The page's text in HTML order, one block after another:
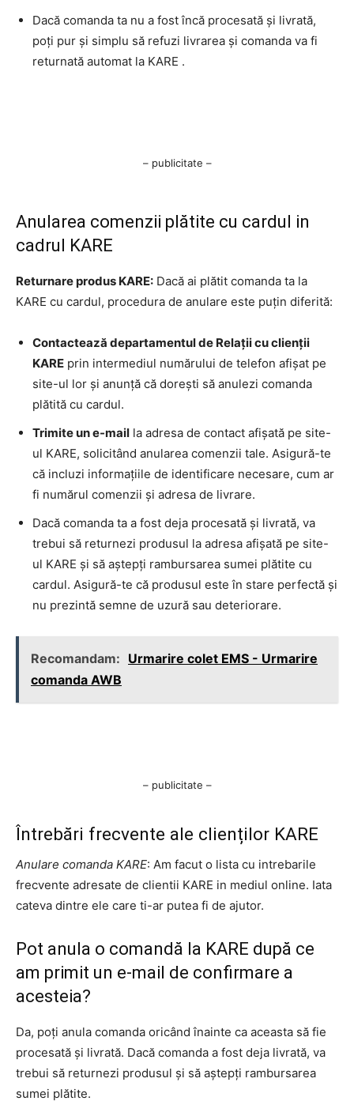
Dacă comanda ta nu a fost încă procesată și livrată,
poți pur și simplu să refuzi livrarea și comanda va fi
returnată automat la KARE .
– publicitate –
Anularea comenzii plătite cu cardul in
cadrul KARE
Returnare produs KARE: Dacă ai plătit comanda ta la
KARE cu cardul, procedura de anulare este puțin diferită:
Contactează departamentul de Relații cu clienții
KARE prin intermediul numărului de telefon afișat pe
site-ul lor și anunță că dorești să anulezi comanda
plătită cu cardul.
Trimite un e-mail la adresa de contact afișată pe site-
ul KARE, solicitând anularea comenzii tale. Asigură-te
că incluzi informațiile de identificare necesare, cum ar
fi numărul comenzii și adresa de livrare.
Dacă comanda ta a fost deja procesată și livrată, va
trebui să returnezi produsul la adresa afișată pe site-
ul KARE și să aștepți rambursarea sumei plătite cu
cardul. Asigură-te că produsul este în stare perfectă și
nu prezintă semne de uzură sau deteriorare.
Recomandam: Urmarire colet EMS - Urmarire
comanda AWB
– publicitate –
Întrebări frecvente ale clienților KARE
Anulare comanda KARE: Am facut o lista cu intrebarile
frecvente adresate de clientii KARE in mediul online. Iata
cateva dintre ele care ti-ar putea fi de ajutor.
Pot anula o comandă la KARE după ce
am primit un e-mail de confirmare a
acesteia?
Da, poți anula comanda oricând înainte ca aceasta să fie
procesată și livrată. Dacă comanda a fost deja livrată, va
trebui să returnezi produsul și să aștepți rambursarea
sumei plătite.